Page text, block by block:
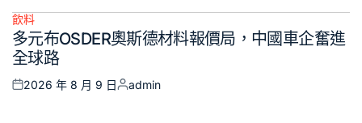
Posted
in
飲料
多元布OSDER奧斯德材料報價局，中國車企奮進
全球路
Posted
2026 年 8 月 9 日
Posted
admin